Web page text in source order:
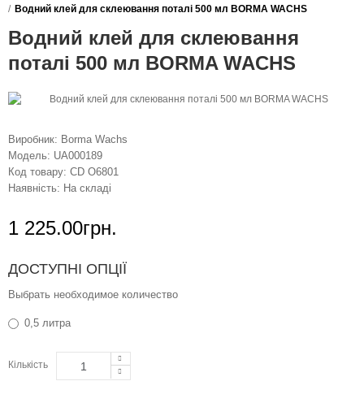
Водний клей для склеювання поталі 500 мл BORMA WACHS
Водний клей для склеювання
поталі 500 мл BORMA WACHS
Виробник: Borma Wachs
Модель: UA000189
Код товару: CD O6801
Наявність: На складі
1 225.00грн.
ДОСТУПНІ ОПЦІЇ
Выбрать необходимое количество
0,5 литра
Кількість